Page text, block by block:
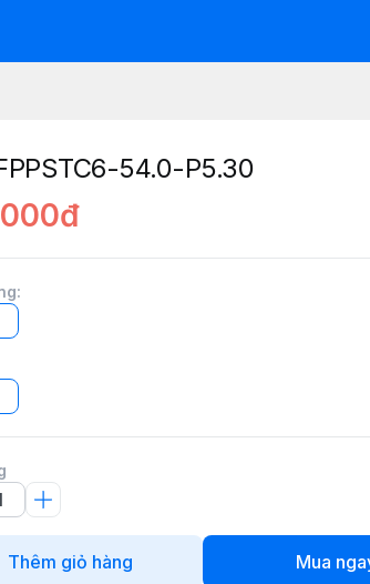
54.0-P5.30
:
Thêm giỏ hàng Mua